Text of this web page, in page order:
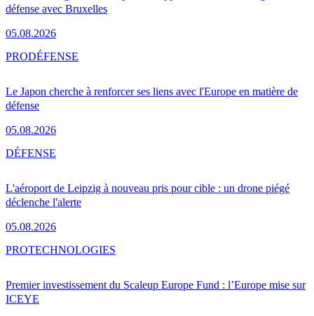
défense avec Bruxelles
05.08.2026
Le Japon cherche à renforcer ses liens avec l'Europe en matière de
défense
05.08.2026
PRODÉFENSE
L'aéroport de Leipzig à nouveau pris pour cible : un drone piégé
déclenche l'alerte
05.08.2026
DÉFENSE
Premier investissement du Scaleup Europe Fund : l’Europe mise sur
ICEYE
PROTECHNOLOGIES